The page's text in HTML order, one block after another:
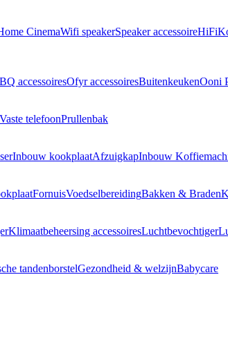
CinemaWifi speakerSpeaker accessoireHiFi
accessoiresOfyr accessoiresBuitenkeukenOoni
Vaste telefoonPrullenbak
Inbouw kookplaatAfzuigkapInbouw
FornuisVoedselbereidingBakken & Braden
Klimaatbeheersing accessoiresLuchtbevochtiger
tandenborstelGezondheid & welzijnBabycare